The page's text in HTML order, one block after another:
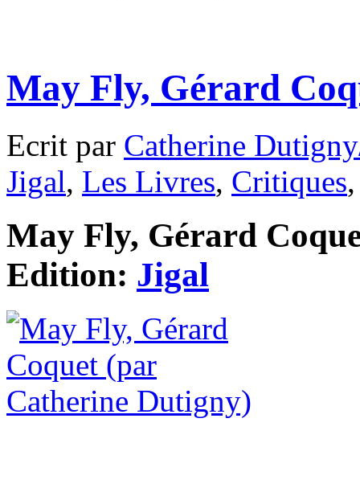
May Fly, Gérard
Ecrit par Catherine
Jigal, Les Livres, Critiques
May Fly, Gérard
Edition: Jigal